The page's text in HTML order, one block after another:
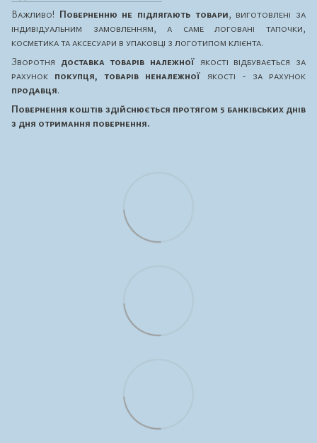
Важливо! Поверненню не підлягають товари, виготовлені за
індивідуальним замовленням, а саме логовані тапочки,
косметика та аксесуари в упаковці з логотипом клієнта.
Зворотня доставка товарів належної якості відбувається за
рахунок покупця, товарів неналежної якості - за рахунок
продавця.
Повернення коштів здійснюється протягом 5 банківських днів
з дня отримання повернення.